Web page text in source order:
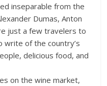
inseparable from the
Dumas, Anton
just a few travelers to
write of the country’s
delicious food, and
on the wine market,